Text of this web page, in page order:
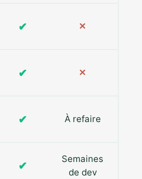
✔ ✕
✔ ✕
✔ À refaire
✔
Semaines
de dev